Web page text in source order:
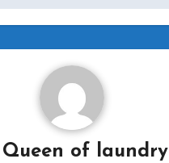
Queen of laundry